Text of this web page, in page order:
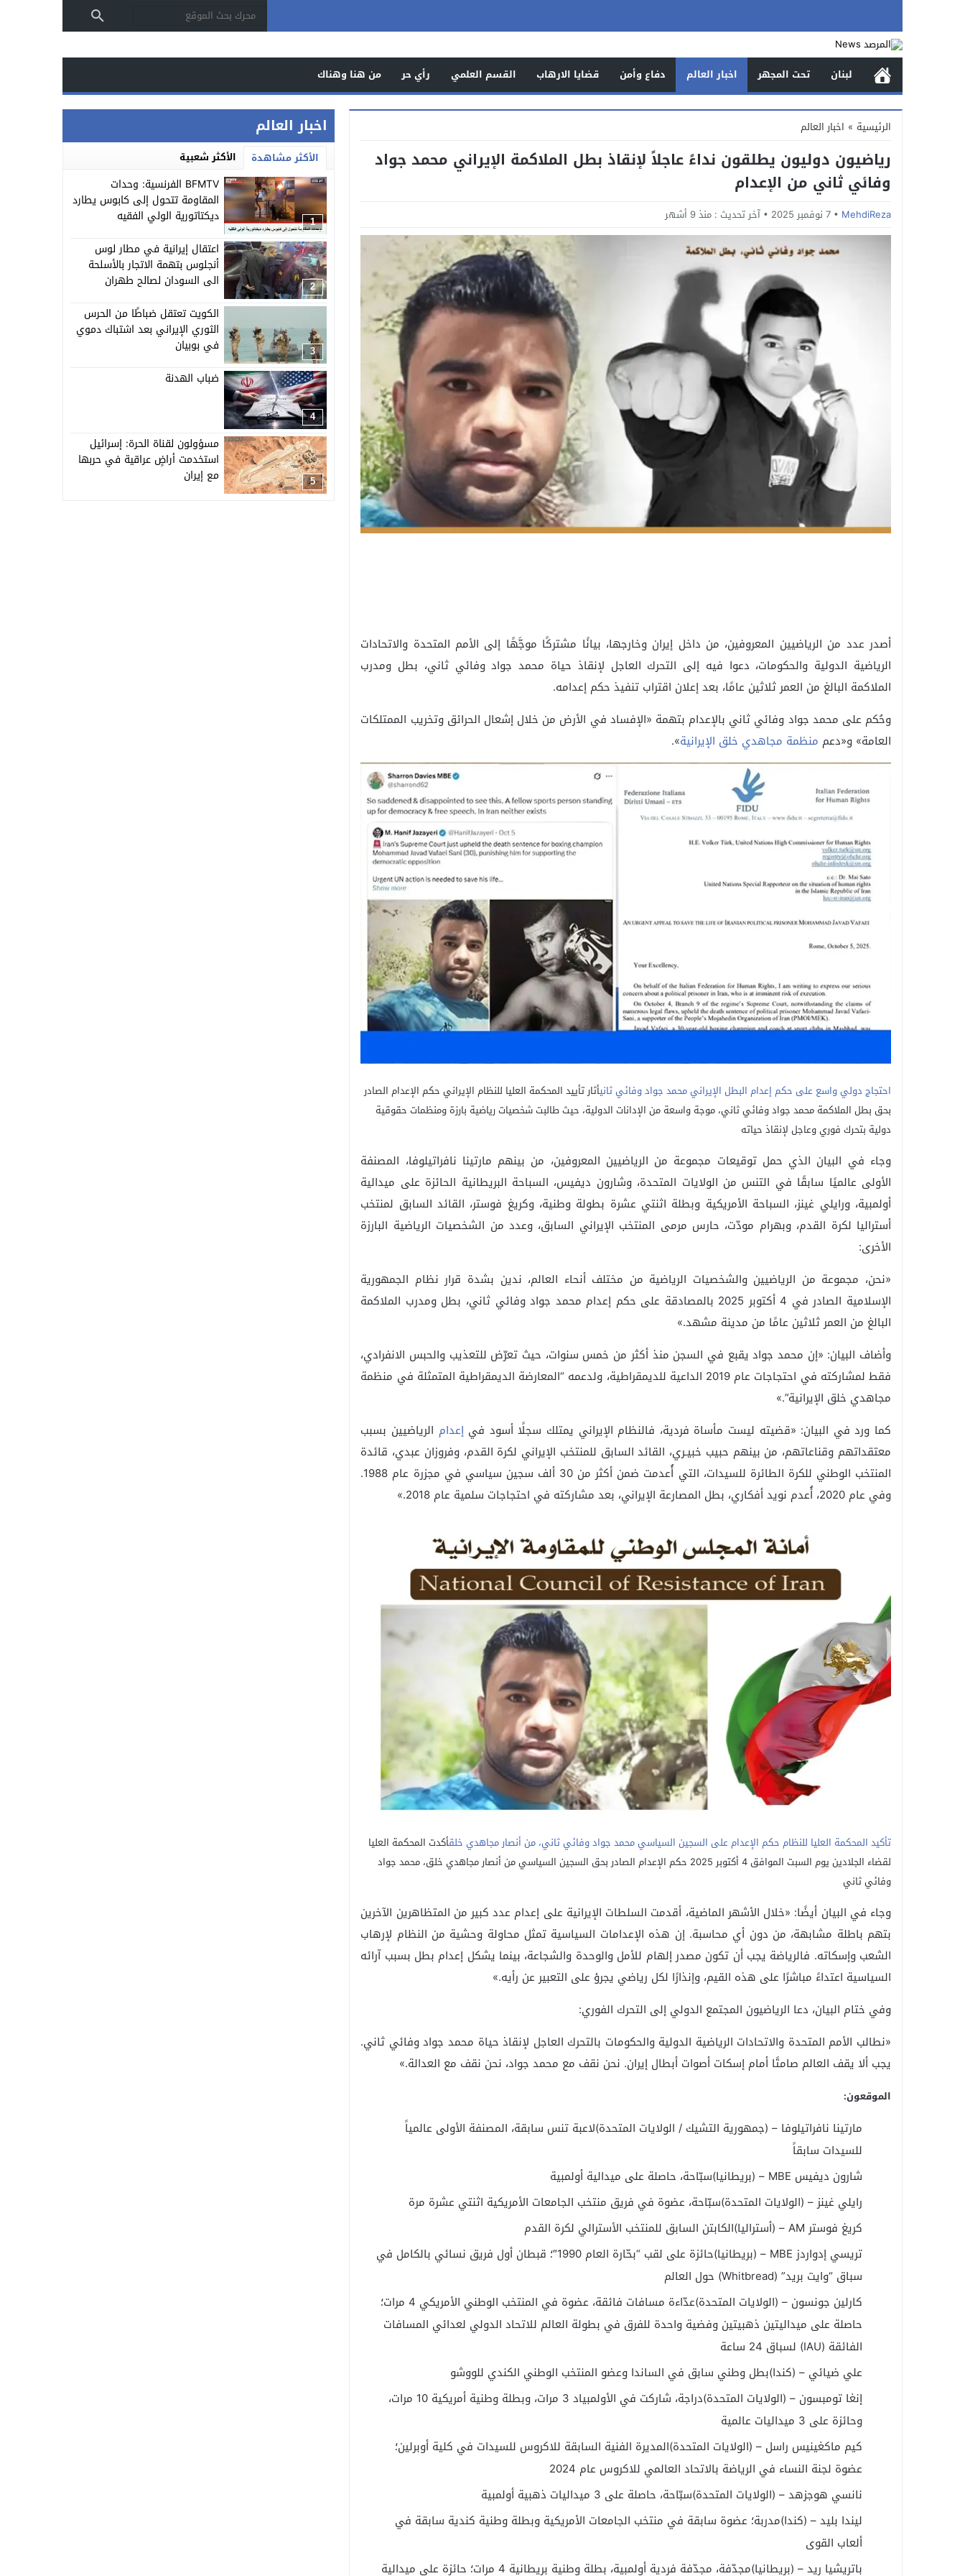
لبنان تحت المجهر اخبار العالم دفاع وأمن قضايا الارهاب القسم العلمي رأي حر من هنا وهناك
الرئيسية » اخبار العالم
رياضيون دوليون يطلقون نداءً عاجلاً لإنقاذ بطل الملاكمة الإيراني محمد جواد
وفائي ثاني من الإعدام
MehdiReza 7 نوفمبر 2025 آخر تحديث : منذ 9 أشهر
أصدر عدد من الرياضيين المعروفين، من داخل إيران وخارجها، بيانًا مشتركًا موجَّهًا إلى الأمم المتحدة والاتحادات
الرياضية الدولية والحكومات، دعوا فيه إلى التحرك العاجل لإنقاذ حياة محمد جواد وفائي ثاني، بطل ومدرب
الملاكمة البالغ من العمر ثلاثين عامًا، بعد إعلان اقتراب تنفيذ حكم إعدامه.
وحُكم على محمد جواد وفائي ثاني بالإعدام بتهمة «الإفساد في الأرض من خلال إشعال الحرائق وتخريب الممتلكات
العامة» و«دعم منظمة مجاهدي خلق الإيرانية».
احتجاج دولي واسع على حكم إعدام البطل الإيراني محمد جواد وفائي ثانيأثار تأييد المحكمة العليا للنظام الإيراني حكم الإعدام الصادر
بحق بطل الملاكمة محمد جواد وفائي ثاني، موجة واسعة من الإدانات الدولية، حيث طالبت شخصيات رياضية بارزة ومنظمات حقوقية
دولية بتحرك فوري وعاجل لإنقاذ حياته
وجاء في البيان الذي حمل توقيعات مجموعة من الرياضيين المعروفين، من بينهم مارتينا نافراتيلوفا، المصنفة
الأولى عالميًا سابقًا في التنس من الولايات المتحدة، وشارون ديفيس، السباحة البريطانية الحائزة على ميدالية
أولمبية، ورايلي غينز، السباحة الأمريكية وبطلة اثنتي عشرة بطولة وطنية، وكريغ فوستر، القائد السابق لمنتخب
أستراليا لكرة القدم، وبهرام مودّت، حارس مرمى المنتخب الإيراني السابق، وعدد من الشخصيات الرياضية البارزة
الأخرى:
«نحن، مجموعة من الرياضيين والشخصيات الرياضية من مختلف أنحاء العالم، ندين بشدة قرار نظام الجمهورية
الإسلامية الصادر في 4 أكتوبر 2025 بالمصادقة على حكم إعدام محمد جواد وفائي ثاني، بطل ومدرب الملاكمة
البالغ من العمر ثلاثين عامًا من مدينة مشهد.»
وأضاف البيان: «إن محمد جواد يقبع في السجن منذ أكثر من خمس سنوات، حيث تعرّض للتعذيب والحبس الانفرادي،
فقط لمشاركته في احتجاجات عام 2019 الداعية للديمقراطية، ولدعمه “المعارضة الديمقراطية المتمثلة في منظمة
مجاهدي خلق الإيرانية”.»
كما ورد في البيان: «قضيته ليست مأساة فردية، فالنظام الإيراني يمتلك سجلًا أسود فيإعدام الرياضيين بسبب
معتقداتهم وقناعاتهم، من بينهم حبيب خبيـري، القائد السابق للمنتخب الإيراني لكرة القدم، وفروزان عبدي، قائدة
المنتخب الوطني للكرة الطائرة للسيدات، التي أُعدمت ضمن أكثر من 30 ألف سجين سياسي في مجزرة عام 1988.
وفي عام 2020، أُعدم نويد أفكاري، بطل المصارعة الإيراني، بعد مشاركته في احتجاجات سلمية عام 2018.»
تأكيد المحكمة العليا للنظام حكم الإعدام على السجين السياسي محمد جواد وفائي ثاني، من أنصار مجاهدي خلقأكدت المحكمة العليا
لقضاء الجلادين يوم السبت الموافق 4 أكتوبر 2025 حكم الإعدام الصادر بحق السجين السياسي من أنصار مجاهدي خلق، محمد جواد
وفائي ثاني
وجاء في البيان أيضًا: «خلال الأشهر الماضية، أقدمت السلطات الإيرانية على إعدام عدد كبير من المتظاهرين الآخرين
بتهم باطلة مشابهة، من دون أي محاسبة. إن هذه الإعدامات السياسية تمثل محاولة وحشية من النظام لإرهاب
الشعب وإسكاته. فالرياضة يجب أن تكون مصدر إلهام للأمل والوحدة والشجاعة، بينما يشكل إعدام بطل بسبب آرائه
السياسية اعتداءً مباشرًا على هذه القيم، وإنذارًا لكل رياضي يجرؤ على التعبير عن رأيه.»
وفي ختام البيان، دعا الرياضيون المجتمع الدولي إلى التحرك الفوري:
«نطالب الأمم المتحدة والاتحادات الرياضية الدولية والحكومات بالتحرك العاجل لإنقاذ حياة محمد جواد وفائي ثاني.
يجب ألا يقف العالم صامتًا أمام إسكات أصوات أبطال إيران. نحن نقف مع محمد جواد، نحن نقف مع العدالة.»
الموقعون:
مارتينا نافراتيلوفا – (جمهورية التشيك / الولايات المتحدة)لاعبة تنس سابقة، المصنفة الأولى عالمياً
للسيدات سابقاً
شارون ديفيس MBE – (بريطانيا)سبّاحة، حاصلة على ميدالية أولمبية
رايلي غينز – (الولايات المتحدة)سبّاحة، عضوة في فريق منتخب الجامعات الأمريكية اثنتي عشرة مرة
كريغ فوستر AM – (أستراليا)الكابتن السابق للمنتخب الأسترالي لكرة القدم
تريسي إدواردز MBE – (بريطانيا)حائزة على لقب “بحّارة العام 1990″؛ قبطان أول فريق نسائي بالكامل في
سباق “وايت بريد” (Whitbread) حول العالم
كارلين جونسون – (الولايات المتحدة)عدّاءة مسافات فائقة، عضوة في المنتخب الوطني الأمريكي 4 مرات؛
حاصلة على ميداليتين ذهبيتين وفضية واحدة للفرق في بطولة العالم للاتحاد الدولي لعدائي المسافات
الفائقة (IAU) لسباق 24 ساعة
علي ضيائي – (كندا)بطل وطني سابق في الساندا وعضو المنتخب الوطني الكندي للووشو
إنغا تومبسون – (الولايات المتحدة)دراجة، شاركت في الأولمبياد 3 مرات، وبطلة وطنية أمريكية 10 مرات،
وحائزة على 3 ميداليات عالمية
كيم ماكغينيس راسل – (الولايات المتحدة)المديرة الفنية السابقة للاكروس للسيدات في كلية أوبرلين؛
عضوة لجنة النساء في الرياضة بالاتحاد العالمي للاكروس عام 2024
نانسي هوجزهد – (الولايات المتحدة)سبّاحة، حاصلة على 3 ميداليات ذهبية أولمبية
ليندا بليد – (كندا)مدربة؛ عضوة سابقة في منتخب الجامعات الأمريكية وبطلة وطنية كندية سابقة في
ألعاب القوى
باتريشيا ريد – (بريطانيا)مجدّفة، مجدّفة فردية أولمبية، بطلة وطنية بريطانية 4 مرات؛ حائزة على ميدالية
اخبار العالم
الأكثر مشاهدة الأكثر شعبية
1
BFMTV الفرنسية: وحدات
المقاومة تتحول إلى كابوس يطارد
ديكتاتورية الولي الفقيه
2
اعتقال إيرانية في مطار لوس
أنجلوس بتهمة الاتجار بالأسلحة
الى السودان لصالح طهران
3
الكويت تعتقل ضباطًا من الحرس
الثوري الإيراني بعد اشتباك دموي
في بوبيان
4
ضباب الهدنة
5
مسؤولون لقناة الحرة: إسرائيل
استخدمت أراضٍ عراقية في حربها
مع إيران